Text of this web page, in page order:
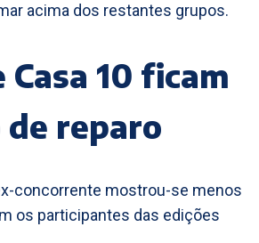
acima dos restantes grupos.
Casa 10 ficam
reparo
concorrente mostrou-se menos
os participantes das edições